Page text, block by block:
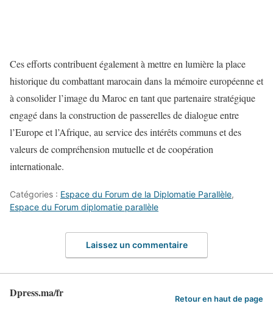
Ces efforts contribuent également à mettre en lumière la place
historique du combattant marocain dans la mémoire européenne et
à consolider l’image du Maroc en tant que partenaire stratégique
engagé dans la construction de passerelles de dialogue entre
l’Europe et l’Afrique, au service des intérêts communs et des
valeurs de compréhension mutuelle et de coopération
internationale.
Catégories : Espace du Forum de la Diplomatie Parallèle,
Espace du Forum diplomatie parallèle
Laissez un commentaire
Dpress.ma/fr Retour en haut de page